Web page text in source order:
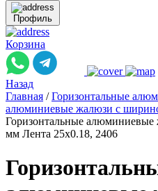
Профиль
Корзина
Назад
Главная / Горизонтальные
алюминиевые жалюзи с
Горизонтальные
мм Лента 25x0.18, 2406